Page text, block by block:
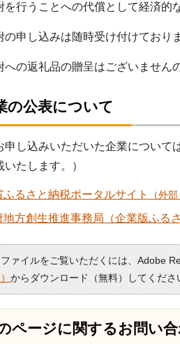
行うことへの代償として経済的
申し込みは随時受け付けておりま
の返礼品の贈呈はございませんの
の公表について
し込みいただいた企業について
たします。）
ふるさと納税ポータルサイト （外
地方創生推進事務局（企業版ふる
ァイルをご覧いただくには、Adobe
からダウンロード（無料）してくださ
ページに関するお問い